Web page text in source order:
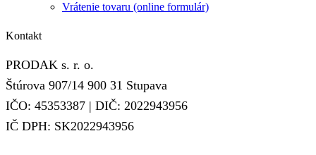
Vrátenie tovaru (online formulár)
Kontakt
PRODAK s. r. o.
Štúrova 907/14 900 31 Stupava
IČO: 45353387 | DIČ: 2022943956
IČ DPH: SK2022943956